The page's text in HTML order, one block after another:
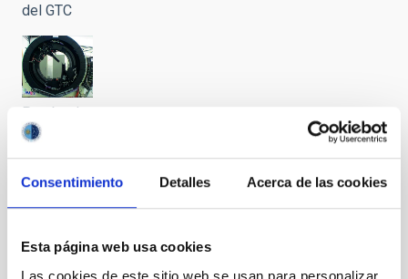
Consentimiento Detalles Acerca de las cookies
Esta página web usa cookies
Las cookies de este sitio web se usan para personalizar
del GTC
Prueba de
la cámara
adquisición
y guiado
del GTC